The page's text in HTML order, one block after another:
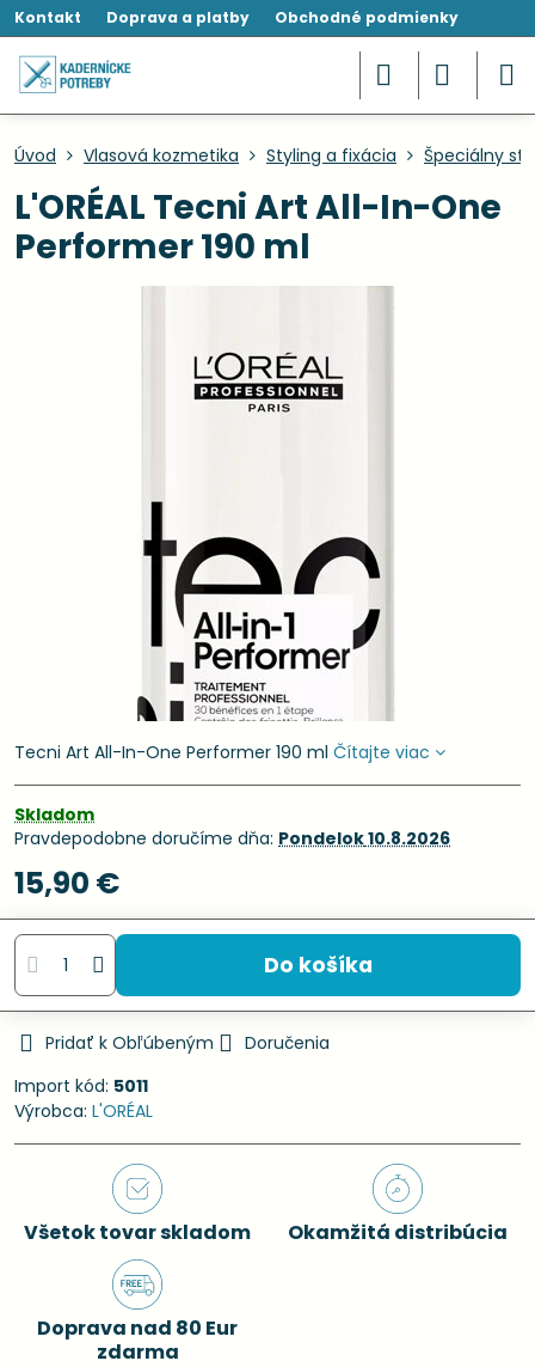
Kontakt Doprava a platby Obchodné podmienky
Úvod Vlasová kozmetika Styling a fixácia Špeciálny
L'ORÉAL Tecni Art All-In-One
Performer 190 ml
Tecni Art All-In-One Performer 190 ml Čítajte viac
Skladom
Pravdepodobne doručíme dňa: Pondelok10.8.2026
15,90 €
Do košíka
Pridať k Obľúbeným
Doručenia
Import kód: 5011
Výrobca: L'ORÉAL
Všetok tovar skladom Okamžitá distribúcia
Doprava nad 80 Eur
zdarma